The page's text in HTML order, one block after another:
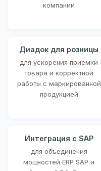
компании
Диадок для розницы
для ускорения приемки
товара и корректной
работы с маркированной
продукцией
Интеграция с SAP
для объединения
мощностей ERP SAP и